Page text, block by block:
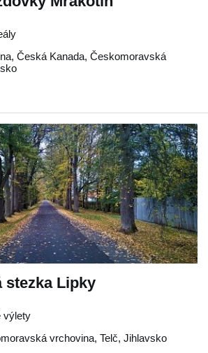
, Česká Kanada, Českomoravská
stezka Lipky
výlety
vrchovina, Telč, Jihlavsko